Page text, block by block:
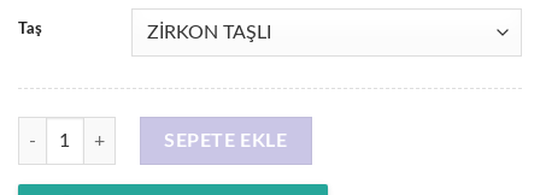
Taş
XUPING JEWELRY 14 Ayar Altın Kaplama, Baroni Zirkon Taşlı Yüzük
SEPETE EKLE